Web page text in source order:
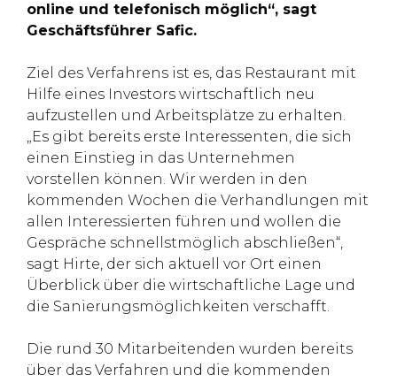
online und telefonisch möglich“, sagt
Geschäftsführer Safic.
Ziel des Verfahrens ist es, das Restaurant mit
Hilfe eines Investors wirtschaftlich neu
aufzustellen und Arbeitsplätze zu erhalten.
„Es gibt bereits erste Interessenten, die sich
einen Einstieg in das Unternehmen
vorstellen können. Wir werden in den
kommenden Wochen die Verhandlungen mit
allen Interessierten führen und wollen die
Gespräche schnellstmöglich abschließen“,
sagt Hirte, der sich aktuell vor Ort einen
Überblick über die wirtschaftliche Lage und
die Sanierungsmöglichkeiten verschafft.
Die rund 30 Mitarbeitenden wurden bereits
über das Verfahren und die kommenden